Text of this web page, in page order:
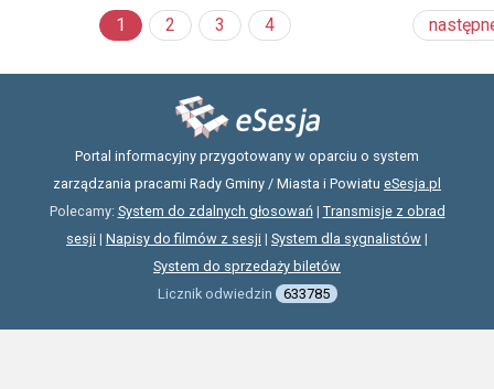
1 2 3 4
Portal informacyjny przygotowany w oparciu o system
zarządzania pracami Rady Gminy / Miasta i Powiatu eSesja.pl
Polecamy: System do zdalnych głosowań| Transmisje z obrad
sesji | Napisy do filmów z sesji | System dla sygnalistów |
System do sprzedaży biletów
Licznik odwiedzin
633785